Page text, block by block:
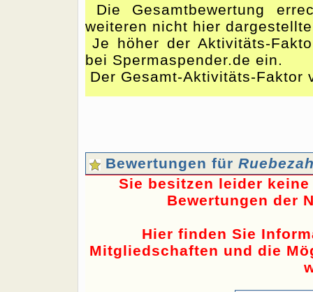
Die Gesamtbewertung
weiteren nicht hier
Je höher der Aktivitäts-
bei Spermaspender.de ein.
Der Gesamt-Aktivitäts-
Bewertungen für
Sie besitzen leider
Bewertungen der
Hier finden Sie
Mitgliedschaften und die